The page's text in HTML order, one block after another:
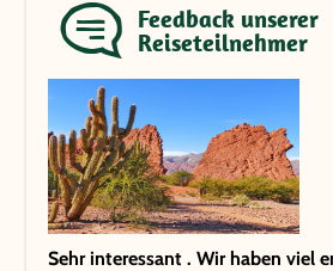
Feedback unserer
Reiseteilnehmer
Sehr interessant . Wir haben viel